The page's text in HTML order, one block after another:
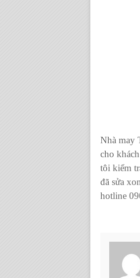
Nhà may
cho
tôi kiểm
đã sửa
hotline